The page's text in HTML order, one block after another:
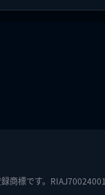
商標です。RIAJ70024001